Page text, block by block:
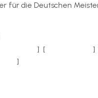
für die Deutschen
] [Herrendoppel ]
]